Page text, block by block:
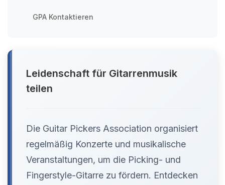
GPA Kontaktieren
Leidenschaft für Gitarrenmusik
teilen
Die Guitar Pickers Association organisiert
regelmäßig Konzerte und musikalische
Veranstaltungen, um die Picking- und
Fingerstyle-Gitarre zu fördern. Entdecken